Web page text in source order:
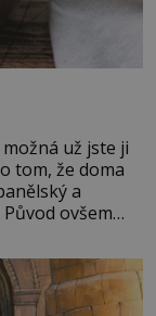
už jste ji
tom, že doma
a
ovšem
a k tomu